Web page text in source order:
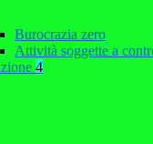
Burocrazia zero
Attività soggette a
4